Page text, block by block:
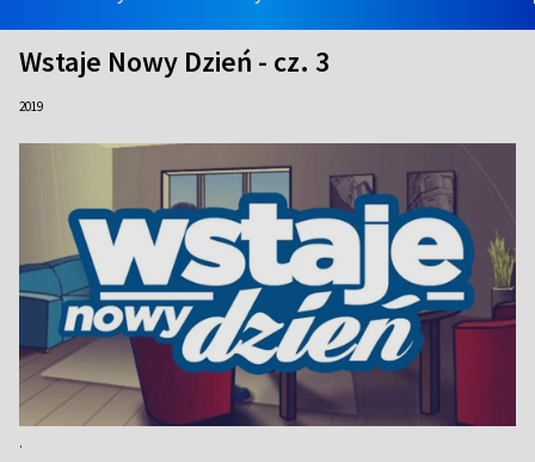
Wstaje Nowy Dzień - cz. 3
2019
.